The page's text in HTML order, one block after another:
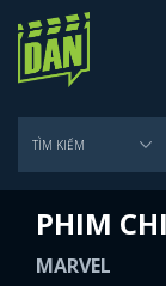
PHIM
MARVEL